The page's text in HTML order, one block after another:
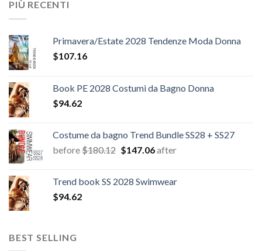
PIÙ RECENTI
Primavera/Estate 2028 Tendenze Moda Donna
$107.16
Book PE 2028 Costumi da Bagno Donna
$94.62
Costume da bagno Trend Bundle SS28 + SS27
before$180.12 Il
era:
$147.06Il
è:
after
Trend book SS 2028 Swimwear
$94.62
BEST SELLING